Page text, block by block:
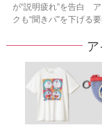
が“説明疲れ”を告白 ア
クも“聞きパ”を下げる